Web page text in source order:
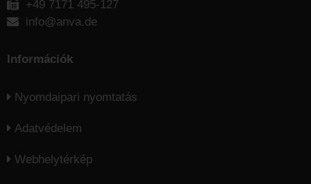
+49 7171 495-127
info@anva.de
Információk
Nyomdaipari nyomtatás
Adatvédelem
Webhelytérkép